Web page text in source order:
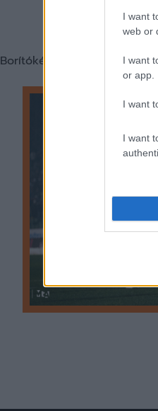
I want
web or
I want
or app.
I want
I want
Borítókép forrása: Kisvárda/